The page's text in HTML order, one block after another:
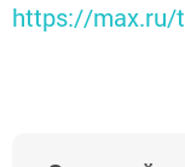
https://max.ru/